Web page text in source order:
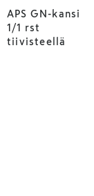
APS GN-kansi
1/1 rst
tiivisteellä